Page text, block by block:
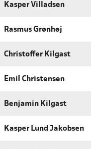
Kasper Villadsen
Rasmus Grønhøj
Christoffer Kilgast
Emil Christensen
Benjamin Kilgast
Kasper Lund Jakobsen